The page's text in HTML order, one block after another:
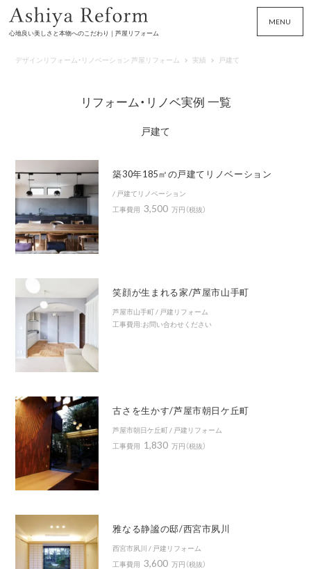
心地良い美しさと本物へのこだわり｜芦屋リフォーム
MENU
デザインリフォーム・リノベーション 芦屋リフォーム 実績 戸建て
リフォーム・リノベ実例 一覧
戸建て
築30年185㎡の戸建てリノベーション
/ 戸建てリノベーション
工事費用 3,500 万円（税抜）
笑顔が生まれる家/芦屋市山手町
芦屋市山手町 / 戸建リフォーム
工事費用:お問い合わせください
古さを生かす/芦屋市朝日ケ丘町
芦屋市朝日ケ丘町 / 戸建リフォーム
工事費用 1,830 万円（税抜）
雅なる静謐の邸/西宮市夙川
西宮市夙川 / 戸建リフォーム
工事費用 3,600 万円（税抜）